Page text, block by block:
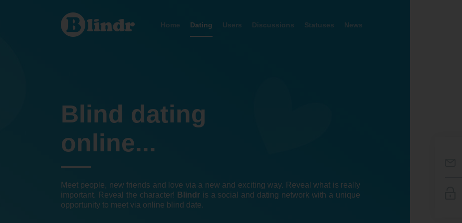
Home Dating Users Discussions Statuses News
Blind dating
online...
Meet people, new friends and love via a new and exciting way. Reveal what is really
important. Reveal the character! Blindris a social and dating network with a unique
opportunity to meet via online blind date.